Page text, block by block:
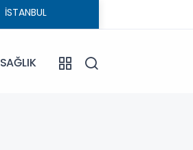
SAĞLIK